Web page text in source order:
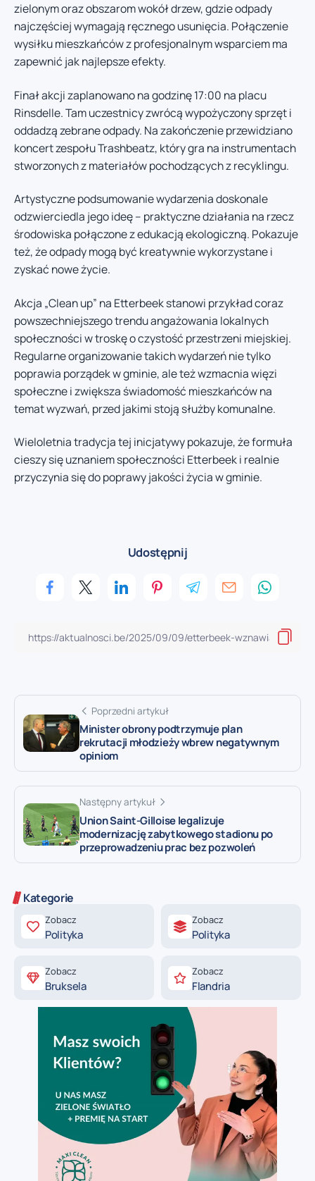
zielonym oraz obszarom wokół drzew, gdzie odpady
najczęściej wymagają ręcznego usunięcia. Połączenie
wysiłku mieszkańców z profesjonalnym wsparciem ma
zapewnić jak najlepsze efekty.
Finał akcji zaplanowano na godzinę 17:00 na placu
Rinsdelle. Tam uczestnicy zwrócą wypożyczony sprzęt i
oddadzą zebrane odpady. Na zakończenie przewidziano
koncert zespołu Trashbeatz, który gra na instrumentach
stworzonych z materiałów pochodzących z recyklingu.
Artystyczne podsumowanie wydarzenia doskonale
odzwierciedla jego ideę – praktyczne działania na rzecz
środowiska połączone z edukacją ekologiczną. Pokazuje
też, że odpady mogą być kreatywnie wykorzystane i
zyskać nowe życie.
Akcja „Clean up” na Etterbeek stanowi przykład coraz
powszechniejszego trendu angażowania lokalnych
społeczności w troskę o czystość przestrzeni miejskiej.
Regularne organizowanie takich wydarzeń nie tylko
poprawia porządek w gminie, ale też wzmacnia więzi
społeczne i zwiększa świadomość mieszkańców na
temat wyzwań, przed jakimi stoją służby komunalne.
Wieloletnia tradycja tej inicjatywy pokazuje, że formuła
cieszy się uznaniem społeczności Etterbeek i realnie
przyczynia się do poprawy jakości życia w gminie.
Udostępnij
Poprzedni artykuł
Minister obrony podtrzymuje plan
rekrutacji młodzieży wbrew negatywnym
opiniom
Następny artykuł
Union Saint-Gilloise legalizuje
modernizację zabytkowego stadionu po
przeprowadzeniu prac bez pozwoleń
Kategorie
Zobacz
Polityka
Zobacz
Polityka
Zobacz
Bruksela
Zobacz
Flandria